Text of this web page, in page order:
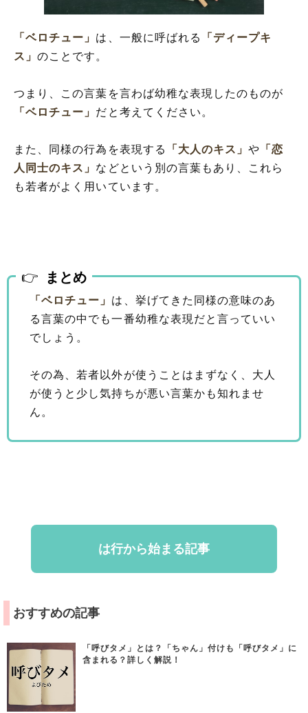
「ベロチュー」 は、一般に呼ばれる
「ディープキ
ス」のことです。
つまり、この言葉を言わば幼稚な表現したのものが
「ベロチュー」 だと考えてください。
また、同様の行為を表現する 「大人のキス」や 「恋
人同士のキス」 などという別の言葉もあり、これら
も若者がよく用いています。
まとめ
「ベロチュー」 は、挙げてきた同様の意味のあ
る言葉の中でも一番幼稚な表現だと言っていい
でしょう。
その為、若者以外が使うことはまずなく、大人
が使うと少し気持ちが悪い言葉かも知れませ
ん。
は行から始まる記事
おすすめの記事
「呼びタメ」とは？「ちゃん」付けも「呼びタメ」に
含まれる？詳しく解説！